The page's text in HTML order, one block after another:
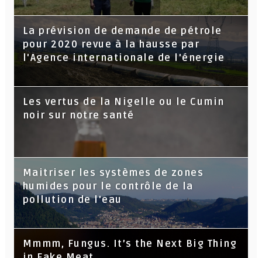
La prévision de demande de pétrole
pour 2020 revue à la hausse par
l'Agence internationale de l'énergie
Les vertus de la Nigelle ou le Cumin
noir sur notre santé
Maitriser les systèmes de zones
humides pour le contrôle de la
pollution de l'eau
Mmmm, Fungus. It’s the Next Big Thing